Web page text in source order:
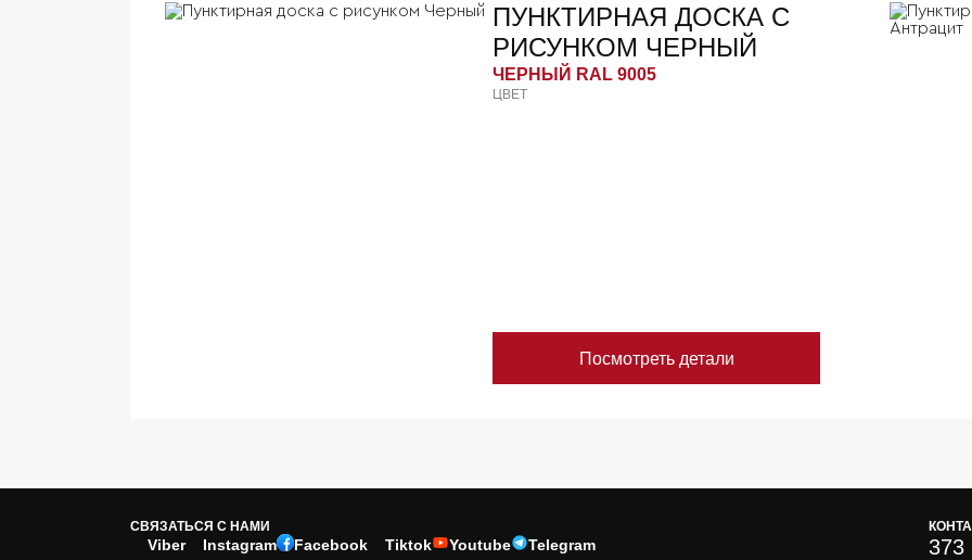
ПУНКТИРНАЯ ДОСКА С
РИСУНКОМ ЧЕРНЫЙ
ЧЕРНЫЙ RAL 9005
ЦВЕТ
Посмотреть детали
СВЯЗАТЬСЯ С НАМИ
Viber Instagram Facebook Tiktok Youtube Telegram
373